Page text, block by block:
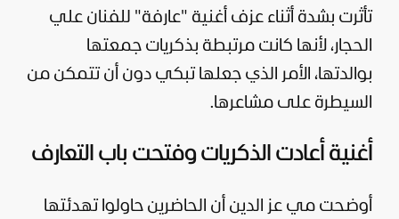
تأثرت بشدة أثناء عزف أغنية "عارفة" للفنان علي
الحجار، لأنها كانت مرتبطة بذكريات جمعتها
بوالدتها، الأمر الذي جعلها تبكي دون أن تتمكن من
السيطرة على مشاعرها.
أغنية أعادت الذكريات وفتحت باب التعارف
أوضحت مي عز الدين أن الحاضرين حاولوا تهدئتها